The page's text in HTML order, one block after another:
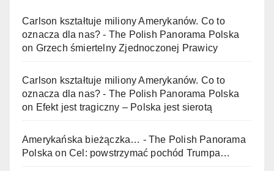
Carlson kształtuje miliony Amerykanów. Co to
oznacza dla nas? - The Polish Panorama Polska
on Grzech śmiertelny Zjednoczonej Prawicy
Carlson kształtuje miliony Amerykanów. Co to
oznacza dla nas? - The Polish Panorama Polska
on Efekt jest tragiczny – Polska jest sierotą
Amerykańska bieżączka… - The Polish Panorama
Polska onCel: powstrzymać pochód Trumpa…